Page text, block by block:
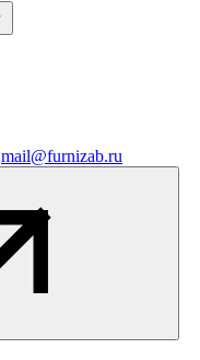
mail@furnizab.ru